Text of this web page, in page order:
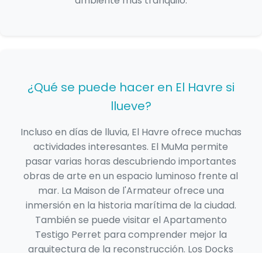
¿Qué se puede hacer en El Havre si
llueve?
Incluso en días de lluvia, El Havre ofrece muchas
actividades interesantes. El MuMa permite
pasar varias horas descubriendo importantes
obras de arte en un espacio luminoso frente al
mar. La Maison de l'Armateur ofrece una
inmersión en la historia marítima de la ciudad.
También se puede visitar el Apartamento
Testigo Perret para comprender mejor la
arquitectura de la reconstrucción. Los Docks